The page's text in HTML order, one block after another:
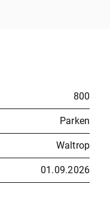
800
Parken
Waltrop
01.09.2026